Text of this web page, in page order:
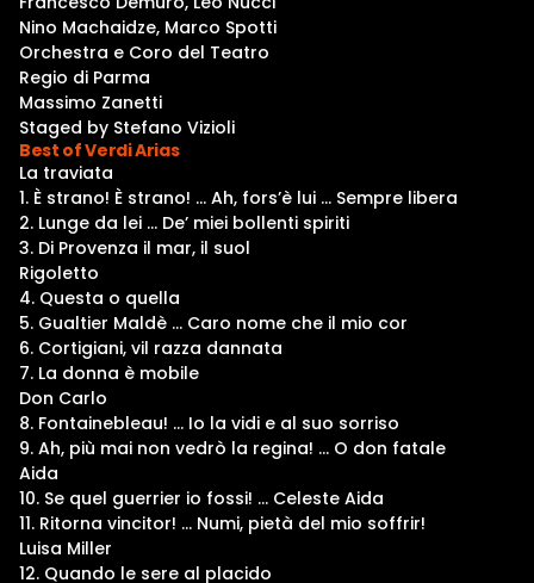
Nino Machaidze, Marco Spotti
Orchestra e Coro del Teatro
Regio di Parma
Massimo Zanetti
Staged by Stefano Vizioli
Best of Verdi Arias
La traviata
1. È strano! È strano! … Ah, fors’è lui … Sempre libera
2. Lunge da lei … De’ miei bollenti spiriti
3. Di Provenza il mar, il suol
Rigoletto
4. Questa o quella
5. Gualtier Maldè … Caro nome che il mio cor
6. Cortigiani, vil razza dannata
7. La donna è mobile
Don Carlo
8. Fontainebleau! … Io la vidi e al suo sorriso
9. Ah, più mai non vedrò la regina! … O don fatale
Aida
10. Se quel guerrier io fossi! … Celeste Aida
11. Ritorna vincitor! … Numi, pietà del mio soffrir!
Luisa Miller
12. Quando le sere al placido